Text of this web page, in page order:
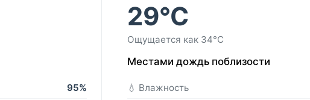
95%
29°C
Ощущается как 34°C
Местами дождь поблизости
💧 Влажность